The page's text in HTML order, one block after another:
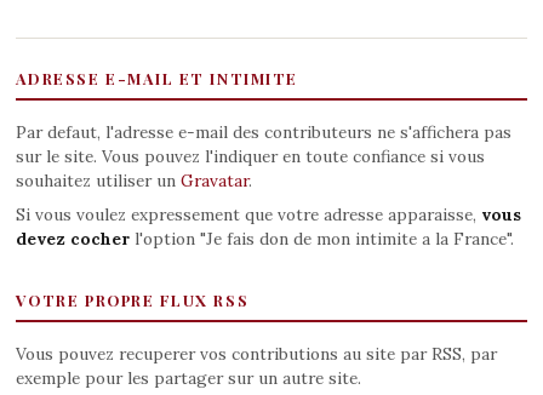
ADRESSE E-MAIL ET INTIMITE
Par defaut, l'adresse e-mail des contributeurs ne s'affichera pas
sur le site. Vous pouvez l'indiquer en toute confiance si vous
souhaitez utiliser un Gravatar.
Si vous voulez expressement que votre adresse apparaisse, vous
devez cocherl'option "Je fais don de mon intimite a la France".
VOTRE PROPRE FLUX RSS
Vous pouvez recuperer vos contributions au site par RSS, par
exemple pour les partager sur un autre site.